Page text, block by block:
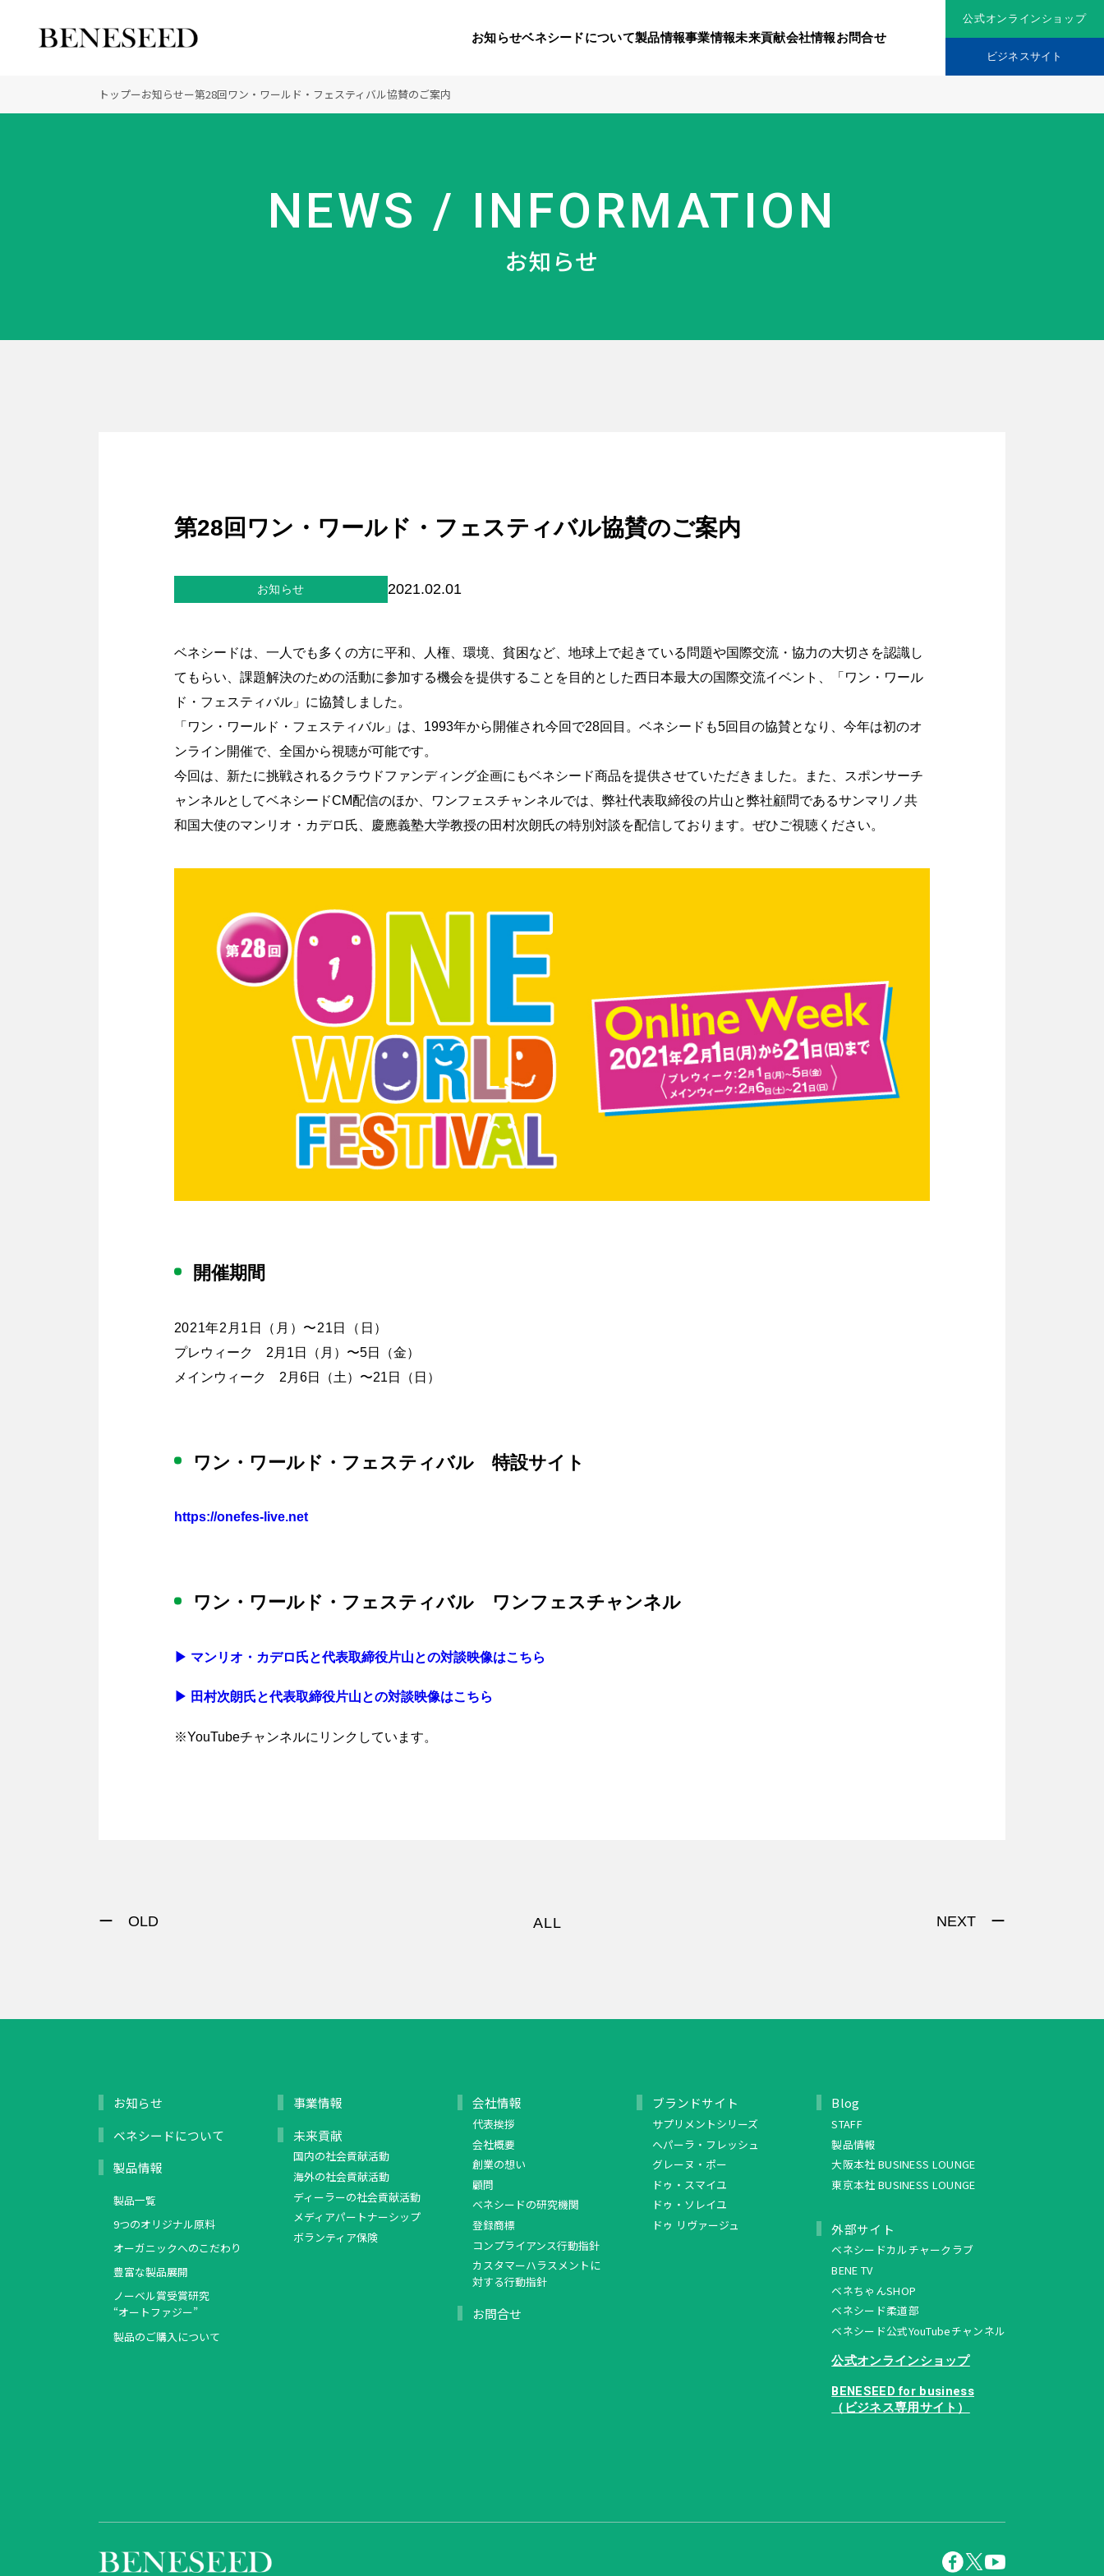
公式オンラインショップ
ビジネスサイト
お知らせ
ベネシードについて
事業情報
個人情報保護方針
著作権について
お知らせベネシードについて製品情報事業情報未来貢献会社情報お問合せ
公式オンラインショップ
ビジネスサイト
創業の想い 顧問 ベネシードの研究機関
コンプライアンス行動指針
ディーラーの社会貢献活動 メディアパートナーシップ ボランティア保険
オーガニックへのこだわり 製品のご購入について 豊富な製品を展開
トップーお知らせー第28回ワン・ワールド・フェスティバル協賛のご案内
NEWS / INFORMATION
お知らせ
第28回ワン・ワールド・フェスティバル協賛のご案内
お知らせ 2021.02.01
ベネシードは、一人でも多くの方に平和、人権、環境、貧困など、地球上で起きている問題や国際交流・協力の大切さを認識し
てもらい、課題解決のための活動に参加する機会を提供することを目的とした西日本最大の国際交流イベント、「ワン・ワール
ド・フェスティバル」に協賛しました。
「ワン・ワールド・フェスティバル」は、1993年から開催され今回で28回目。ベネシードも5回目の協賛となり、今年は初のオ
ンライン開催で、全国から視聴が可能です。
今回は、新たに挑戦されるクラウドファンディング企画にもベネシード商品を提供させていただきました。また、スポンサーチ
ャンネルとしてベネシードCM配信のほか、ワンフェスチャンネルでは、弊社代表取締役の片山と弊社顧問であるサンマリノ共
和国大使のマンリオ・カデロ氏、慶應義塾大学教授の田村次朗氏の特別対談を配信しております。ぜひご視聴ください。
開催期間
2021年2月1日（月）〜21日（日）
プレウィーク 2月1日（月）〜5日（金）
メインウィーク 2月6日（土）〜21日（日）
ワン・ワールド・フェスティバル 特設サイト
https://onefes-live.net
ワン・ワールド・フェスティバル ワンフェスチャンネル
▶︎ マンリオ・カデロ氏と代表取締役片山との対談映像はこちら
▶︎ 田村次朗氏と代表取締役片山との対談映像はこちら
※YouTubeチャンネルにリンクしています。
ー OLD ALL NEXT ー
お知らせ
ベネシードについて
製品情報
製品一覧
9つのオリジナル原料
オーガニックへのこだわり
豊富な製品展開
ノーベル賞受賞研究
“オートファジー”
製品のご購入について
事業情報
未来貢献
国内の社会貢献活動
海外の社会貢献活動
ディーラーの社会貢献活動
メディアパートナーシップ
ボランティア保険
会社情報
代表挨拶
会社概要
創業の想い
顧問
ベネシードの研究機関
登録商標
コンプライアンス行動指針
カスタマーハラスメントに
対する行動指針
お問合せ
ブランドサイト
サプリメントシリーズ
ヘパーラ・フレッシュ
グレーヌ・ポー
ドゥ・スマイユ
ドゥ・ソレイユ
ドゥ リヴァージュ
Blog
STAFF
製品情報
大阪本社 BUSINESS LOUNGE
東京本社 BUSINESS LOUNGE
外部サイト
ベネシードカルチャークラブ
BENE TV
ベネちゃんSHOP
ベネシード柔道部
ベネシード公式YouTubeチャンネル
公式オンラインショップ
BENESEED for business
（ビジネス専用サイト）